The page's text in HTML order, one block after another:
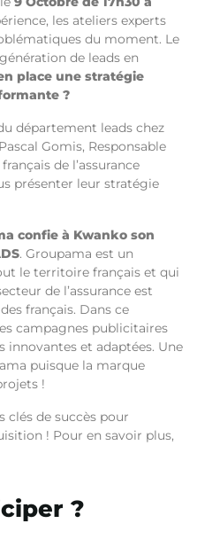
les ateliers experts
du moment. Le
de leads en
place une stratégie
?
département leads chez
Gomis, Responsable
de l’assurance
présenter leur stratégie
confie à Kwanko son
. Groupama est un
le territoire français et qui
de l’assurance est
français. Dans ce
campagnes publicitaires
innovantes et adaptées. Une
puisque la marque
!
clés de succès pour
! Pour en savoir plus,
?